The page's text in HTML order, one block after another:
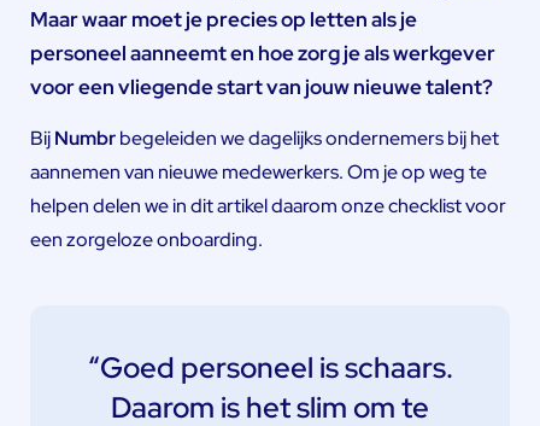
Maar waar moet je precies op letten als je
personeel aanneemt en hoe zorg je als werkgever
voor een vliegende start van jouw nieuwe talent?
BijNumbrbegeleiden we dagelijks ondernemers bij het
aannemen van nieuwe medewerkers. Om je op weg te
helpen delen we in dit artikel daarom onze checklist voor
een zorgeloze onboarding.
“Goed personeel is schaars.
Daarom is het slim om te